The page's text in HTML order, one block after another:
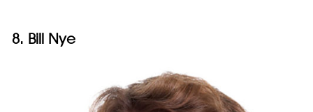
8. Bill Nye